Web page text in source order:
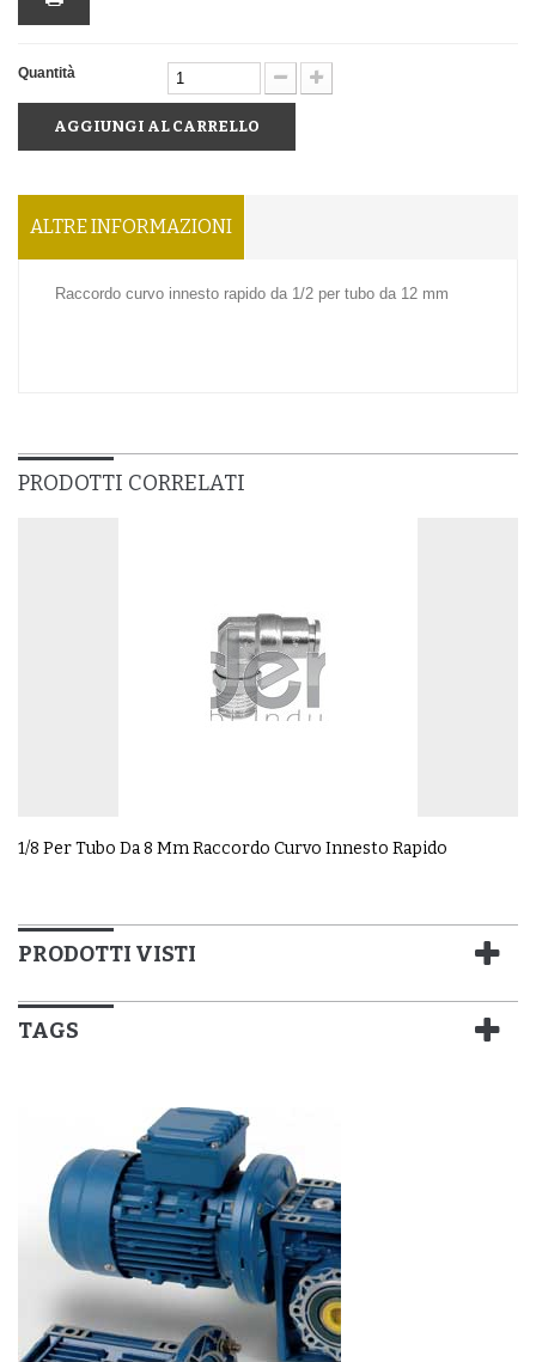
Quantità
AGGIUNGI AL CARRELLO
ALTRE INFORMAZIONI
Raccordo curvo innesto rapido da 1/2 per tubo da 12 mm
PRODOTTI CORRELATI
1/8 Per Tubo Da 8 Mm Raccordo Curvo Innesto Rapido
PRODOTTI VISTI
TAGS